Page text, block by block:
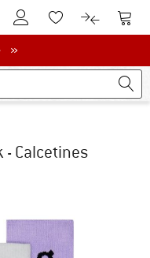
A la cuenta de cliente
A la lista de
A la A la
»
- Calcetines